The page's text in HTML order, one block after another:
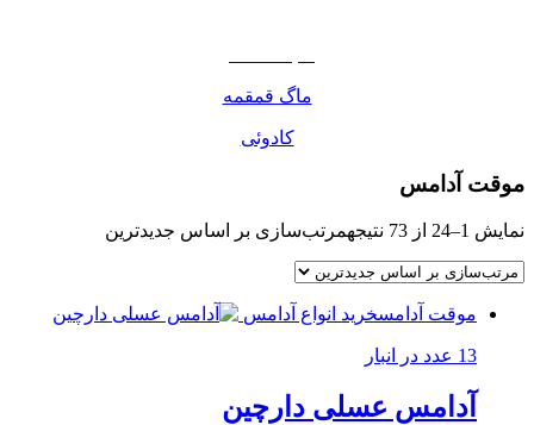
ماگ قمقمه
کادوئی
موقت آدامس
نمایش 1–24 از 73 نتیجه مرتب‌سازی بر اساس جدیدترین
موقت آدامسخرید انواع آدامس
13 عدد در انبار
آدامس عسلی دارچین